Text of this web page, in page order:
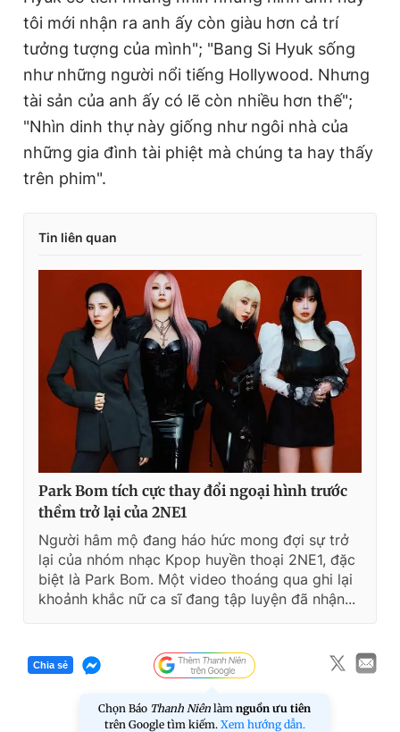
tôi mới nhận ra anh ấy còn giàu hơn cả trí
tưởng tượng của mình"; "Bang Si Hyuk sống
như những người nổi tiếng Hollywood. Nhưng
tài sản của anh ấy có lẽ còn nhiều hơn thế";
"Nhìn dinh thự này giống như ngôi nhà của
những gia đình tài phiệt mà chúng ta hay thấy
trên phim".
Tin liên quan
Park Bom tích cực thay đổi ngoại hình trước
thềm trở lại của 2NE1
Người hâm mộ đang háo hức mong đợi sự trở
lại của nhóm nhạc Kpop huyền thoại 2NE1, đặc
biệt là Park Bom. Một video thoáng qua ghi lại
khoảnh khắc nữ ca sĩ đang tập luyện đã nhận...
Chia sẻ
Chọn Báo Thanh Niên làm nguồn ưu tiên
trên Google tìm kiếm. Xem hướng dẫn.